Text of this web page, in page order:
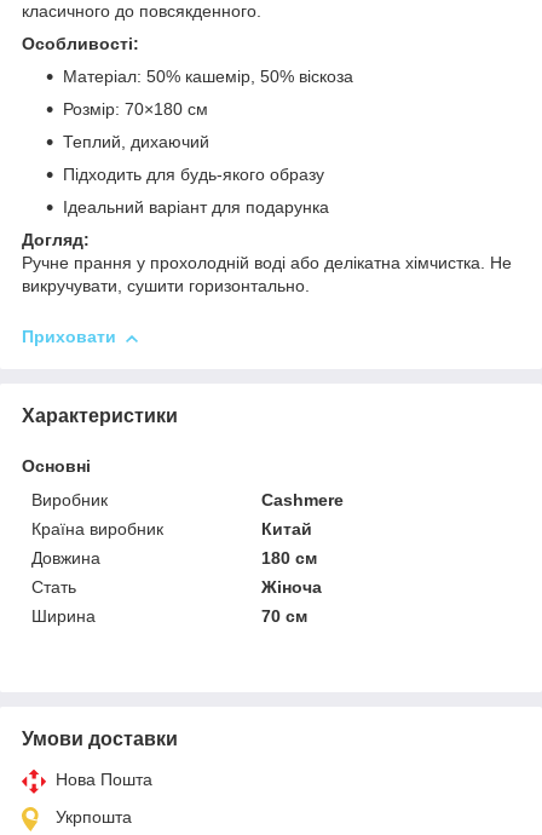
класичного до повсякденного.
Особливості:
Матеріал: 50% кашемір, 50% віскоза
Розмір: 70×180 см
Теплий, дихаючий
Підходить для будь-якого образу
Ідеальний варіант для подарунка
Догляд:
Ручне прання у прохолодній воді або делікатна хімчистка. Не
викручувати, сушити горизонтально.
Приховати
Характеристики
Основні
Виробник
Cashmere
Країна виробник
Китай
Довжина
180 см
Стать
Жіноча
Ширина
70 см
Умови доставки
Нова Пошта
Укрпошта